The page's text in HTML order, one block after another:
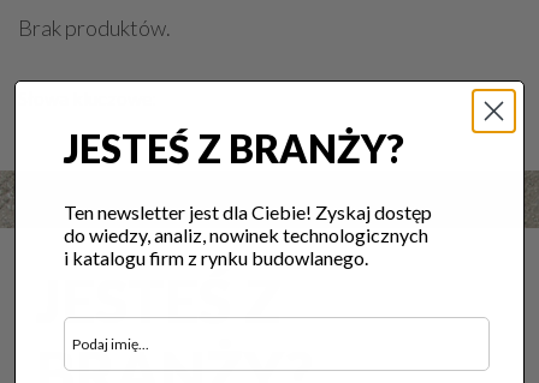
Brak produktów.
JESTEŚ Z
JESTEŚ Z BRANŻY?
Ten newsletter jest dla Ciebie! Zyskaj dostęp
do wiedzy, analiz, nowinek technologicznych
i katalogu firm z rynku budowlanego.